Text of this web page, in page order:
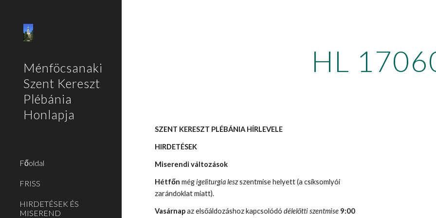
Ménföcsanaki
Szent Kereszt
Plébánia
Honlapja
Főoldal
FRISS
HIRDETÉSEK ÉS
MISEREND
HL
SZENT KERESZT PLÉBÁNIA HÍRLEVELE
HIRDETÉSEK
Miserendi változások
Hétfőnmégigeliturgia leszszentmise helyett (a csíksomlyói
zarándoklat miatt).
Vasárnapaz elsőáldozáshoz kapcsolódódélelőtti szentmise 9:00